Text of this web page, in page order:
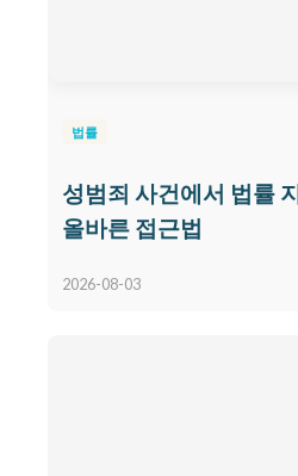
법률
성범죄 사건에서 법률
올바른 접근법
2026-08-03